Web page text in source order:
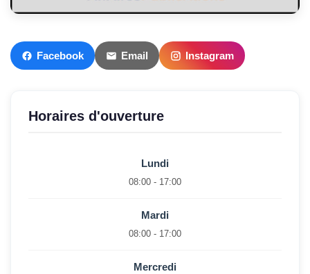
Facebook Email Instagram
Horaires d'ouverture
Lundi
08:00 - 17:00
Mardi
08:00 - 17:00
Mercredi